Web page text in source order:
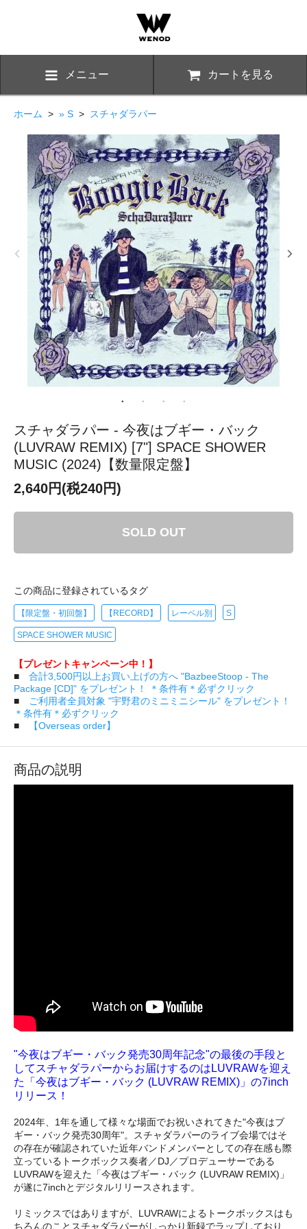
メニュー カートを見る
ホーム > » S > スチャダラパー
スチャダラパー - 今夜はブギー・バック
(LUVRAW REMIX) [7"] SPACE SHOWER
MUSIC (2024)【数量限定盤】
2,640円(税240円)
SOLD OUT
この商品に登録されているタグ
【限定盤・初回盤】 【RECORD】 レーベル別 S
SPACE SHOWER MUSIC
【プレゼントキャンペーン中！】
■ 合計3,500円以上お買い上げの方へ "BazbeeStoop - The
Package [CD]" をプレゼント！ ＊条件有＊必ずクリック
■
ご利用者全員対象 "宇野君のミニミニシール" をプレゼント！
＊条件有＊必ずクリック
■
【Overseas order】
商品の説明
"今夜はブギー・バック発売30周年記念"の最後の手段と
してスチャダラパーからお届けするのはLUVRAWを迎え
た「今夜はブギー・バック (LUVRAW REMIX)」の7inch
リリース！
2024年、1年を通して様々な場面でお祝いされてきた"今夜はブ
ギー・バック発売30周年"。スチャダラパーのライブ会場ではそ
の存在が確認されていた近年バンドメンバーとしての存在感も際
立っているトークボックス奏者／DJ／プロデューサーである
LUVRAWを迎えた「今夜はブギー・バック (LUVRAW REMIX)」
が遂に7inchとデジタルリリースされます。
リミックスではありますが、LUVRAWによるトークボックスはも
ちろんのことスチャダラパーがしっかり新録でラップしており、